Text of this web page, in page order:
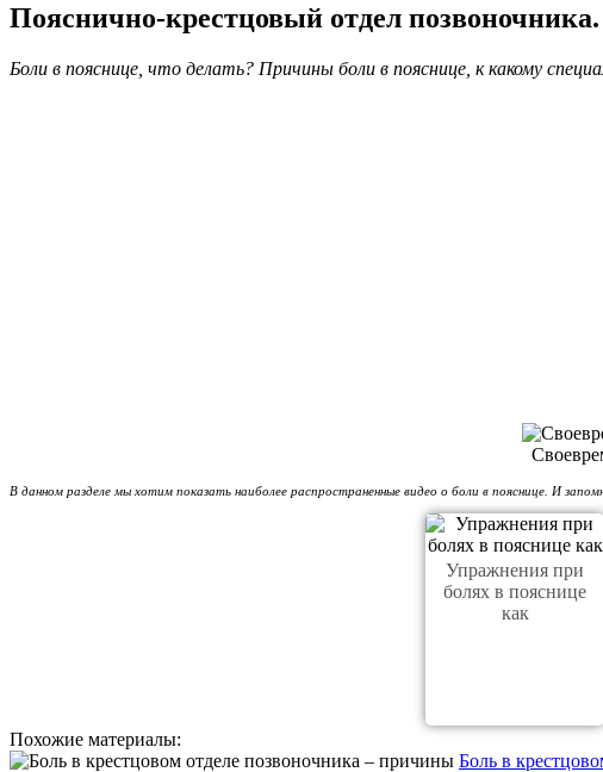
Пояснично-крестцовый отдел
Боли в пояснице, что делать? Причины боли в пояснице, к какому
В данном разделе мы хотим показать наиболее распространенные видео о боли в пояснице. И
Упражнения при
болях в пояснице
как
Похожие материалы:
Боль в